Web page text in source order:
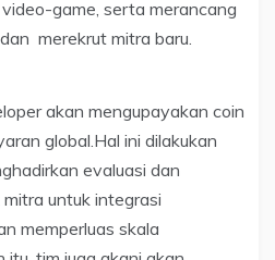
game, serta merancang
merekrut mitra baru.
akan mengupayakan coin
global.Hal ini dilakukan
evaluasi dan
untuk integrasi
memperluas skala